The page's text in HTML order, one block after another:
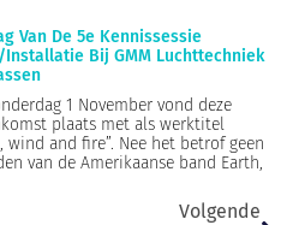
Van De 5e Kennissessie
Installatie Bij GMM Luchttechniek
1 November vond deze
plaats met als werktitel
wind and fire”. Nee het betrof geen
van de Amerikaanse band Earth,
Volgende